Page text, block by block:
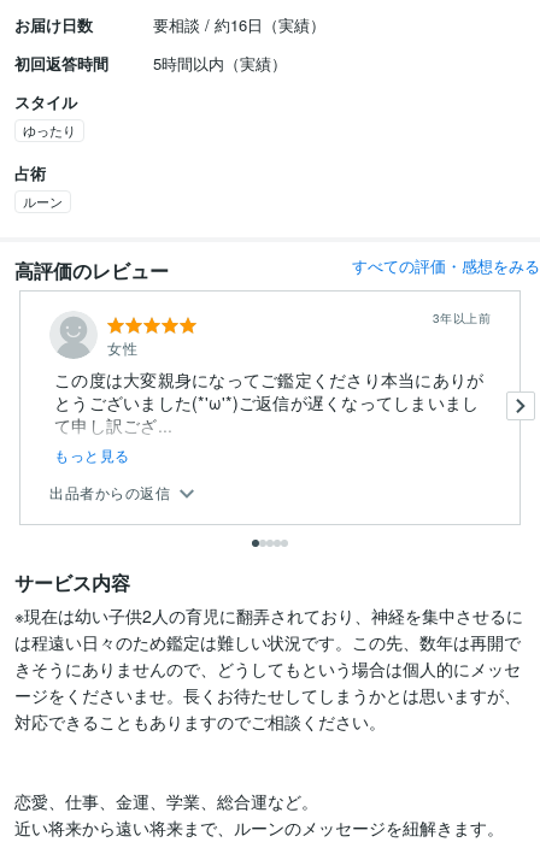
お届け日数
要相談 / 約16日（実績）
初回返答時間
5時間以内（実績）
スタイル
ゆったり
占術
ルーン
高評価のレビュー すべての評価・感想をみる
女性
3年以上前
この度は大変親身になってご鑑定くださり本当にありが
とうございました(*'ω'*)ご返信が遅くなってしまいまし
て申し訳ござ...
もっと見る
出品者からの返信
サービス内容
※現在は幼い子供2人の育児に翻弄されており、神経を集中させるに
は程遠い日々のため鑑定は難しい状況です。この先、数年は再開で
きそうにありませんので、どうしてもという場合は個人的にメッセ
ージをくださいませ。長くお待たせしてしまうかとは思いますが、
対応できることもありますのでご相談ください。
恋愛、仕事、金運、学業、総合運など。
近い将来から遠い将来まで、ルーンのメッセージを紐解きます。